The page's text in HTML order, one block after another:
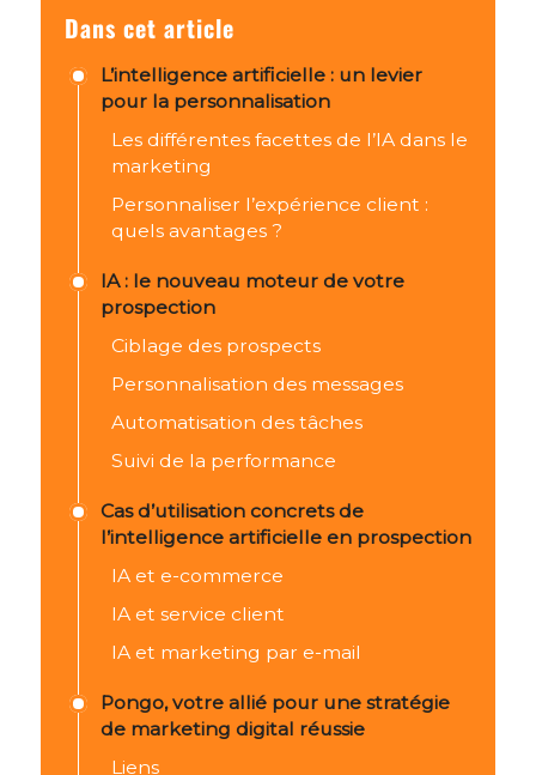
Dans cet article
L’intelligence artificielle : un levier
pour la personnalisation
Les différentes facettes de l’IA dans le
marketing
Personnaliser l’expérience client :
quels avantages ?
IA : le nouveau moteur de votre
prospection
Ciblage des prospects
Personnalisation des messages
Automatisation des tâches
Suivi de la performance
Cas d’utilisation concrets de
l’intelligence artificielle en prospection
IA et e-commerce
IA et service client
IA et marketing par e-mail
Pongo, votre allié pour une stratégie
de marketing digital réussie
Liens